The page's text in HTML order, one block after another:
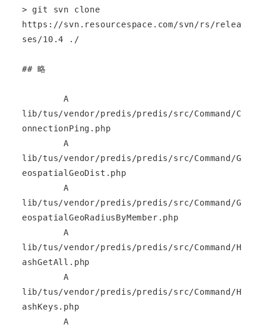
> git svn clone
https://svn.resourcespace.com/svn/rs/relea
ses/10.4 ./
## 略
        A
lib/tus/vendor/predis/predis/src/Command/C
onnectionPing.php
        A
lib/tus/vendor/predis/predis/src/Command/G
eospatialGeoDist.php
        A
lib/tus/vendor/predis/predis/src/Command/G
eospatialGeoRadiusByMember.php
        A
lib/tus/vendor/predis/predis/src/Command/H
ashGetAll.php
        A
lib/tus/vendor/predis/predis/src/Command/H
ashKeys.php
        A